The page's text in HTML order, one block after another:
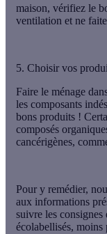
maison, vérifiez le
ventilation et ne
5. Choisir vos
Faire le ménage
les composants
bons produits !
composés
cancérigènes,
Pour y remédier,
aux informations
suivre les
écolabellisés, moins